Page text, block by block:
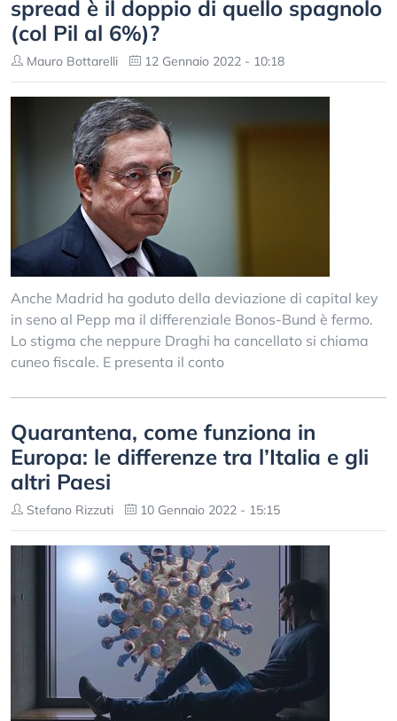
spread è il doppio di quello spagnolo
(col Pil al 6%)?
Mauro Bottarelli 12 Gennaio 2022 - 10:18
Anche Madrid ha goduto della deviazione di capital key
in seno al Pepp ma il differenziale Bonos-Bund è fermo.
Lo stigma che neppure Draghi ha cancellato si chiama
cuneo fiscale. E presenta il conto
Quarantena, come funziona in
Europa: le differenze tra l’Italia e gli
altri Paesi
Stefano Rizzuti 10 Gennaio 2022 - 15:15